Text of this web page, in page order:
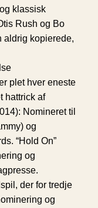
klassisk
Rush og Bo
aldrig kopierede,
plet hver eneste
hattrick af
Nomineret til
og
“Hold On”
og
der for tredje
og